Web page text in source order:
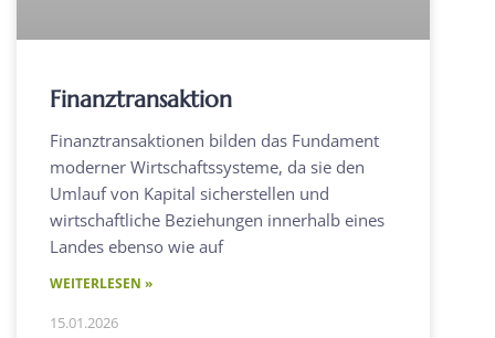
Finanztransaktion
Finanztransaktionen bilden das Fundament
moderner Wirtschaftssysteme, da sie den
Umlauf von Kapital sicherstellen und
wirtschaftliche Beziehungen innerhalb eines
Landes ebenso wie auf
WEITERLESEN »
15.01.2026